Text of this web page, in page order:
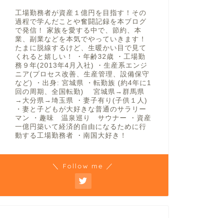
工場勤務者が資産１億円を目指す！その
過程で学んだことや奮闘記録を本ブログ
で発信！ 家族を愛する中で、節約、本
業、副業などを本気でやっていきます！
たまに脱線するけど、生暖かい目で見て
くれると嬉しい！ ・年齢32歳 ・工場勤
務９年(2013年4月入社) ・生産系エンジ
ニア(プロセス改善、生産管理、設備保守
など) ・出身: 宮城県 ・転勤族 (約4年に1
回の周期、全国転勤) 宮城県→群馬県
→大分県→埼玉県 ・妻子有り(子供１人)
・妻と子どもが大好きな普通のサラリー
マン ・趣味 温泉巡り サウナー ・資産
一億円築いて経済的自由になるために行
動する工場勤務者 ・南国大好き！
＼ Follow me ／